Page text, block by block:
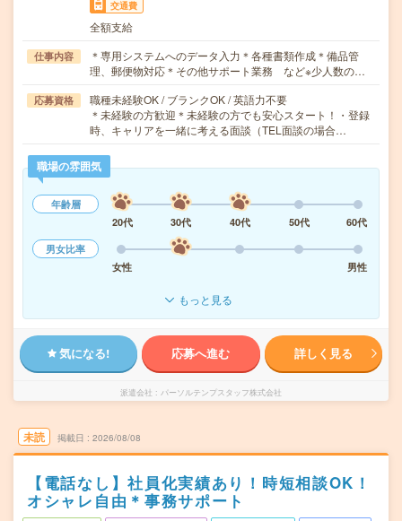
交通費
全額支給
仕事内容
＊専用システムへのデータ入力＊各種書類作成＊備品管
理、郵便物対応＊その他サポート業務 など※少人数の…
応募資格
職種未経験OK / ブランクOK / 英語力不要
＊未経験の方歓迎＊未経験の方でも安心スタート！・登録
時、キャリアを一緒に考える面談（TEL面談の場合…
職場の雰囲気
年齢層
20代
30代 40代 50代
60代
男女比率
女性
男性
もっと見る
気になる! 応募へ進む 詳しく見る
派遣会社 パーソルテンプスタッフ株式会社
未読 掲載日 2026/08/08
【電話なし】社員化実績あり！時短相談OK！
オシャレ自由＊事務サポート